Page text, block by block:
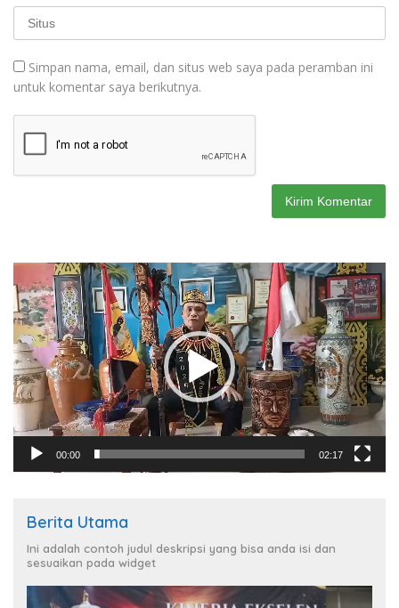
Simpan nama, email, dan situs web saya pada peramban ini
untuk komentar saya berikutnya.
Pemutar
Video
00:00 02:17
Berita Utama
Ini adalah contoh judul deskripsi yang bisa anda isi dan
sesuaikan pada widget